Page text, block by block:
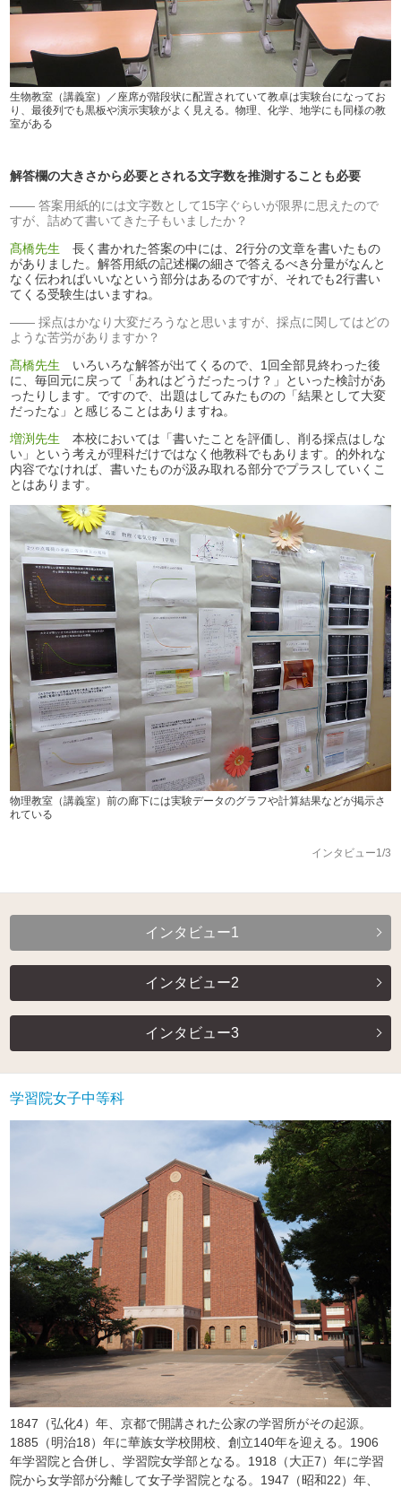
生物教室（講義室）／座席が階段状に配置されていて教卓は実験台になってお
り、最後列でも黒板や演示実験がよく見える。物理、化学、地学にも同様の教
室がある
解答欄の大きさから必要とされる文字数を推測することも必要
答案用紙的には文字数として15字ぐらいが限界に思えたので
すが、詰めて書いてきた子もいましたか？
髙橋先生 長く書かれた答案の中には、2行分の文章を書いたもの
がありました。解答用紙の記述欄の細さで答えるべき分量がなんと
なく伝わればいいなという部分はあるのですが、それでも2行書い
てくる受験生はいますね。
採点はかなり大変だろうなと思いますが、採点に関してはどの
ような苦労がありますか？
髙橋先生 いろいろな解答が出てくるので、1回全部見終わった後
に、毎回元に戻って「あれはどうだったっけ？」といった検討があ
ったりします。ですので、出題はしてみたものの「結果として大変
だったな」と感じることはありますね。
増渕先生 本校においては「書いたことを評価し、削る採点はしな
い」という考えが理科だけではなく他教科でもあります。的外れな
内容でなければ、書いたものが汲み取れる部分でプラスしていくこ
とはあります。
物理教室（講義室）前の廊下には実験データのグラフや計算結果などが掲示さ
れている
インタビュー1/3
インタビュー1
インタビュー2
インタビュー3
学習院女子中等科
1847（弘化4）年、京都で開講された公家の学習所がその起源。
1885（明治18）年に華族女学校開校、創立140年を迎える。1906
年学習院と合併し、学習院女学部となる。1918（大正7）年に学習
院から女学部が分離して女子学習院となる。1947（昭和22）年、